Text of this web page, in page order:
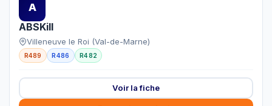
A
ABSKill
Villeneuve le Roi (Val-de-Marne)
R489 R486 R482
Voir la fiche